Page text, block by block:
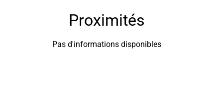
Proximités
Pas d'informations disponibles